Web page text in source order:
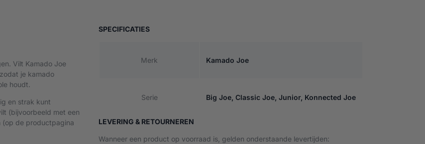
Vilt Kamado Joe
je kamado
houdt.
en strak kunt
(bijvoorbeeld met een
(op de productpagina
SPECIFICATIESVAN KAMADO JOE VILT
Merk Kamado Joe
Serie Big Joe, Classic Joe, Junior, Konnected Joe
LEVERING & RETOURNEREN
Wanneer een product op voorraad is, gelden onderstaande levertijden: